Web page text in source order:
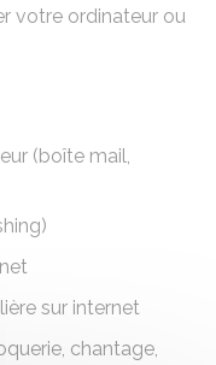
votre ordinateur ou
(boîte mail,
sur internet
chantage,